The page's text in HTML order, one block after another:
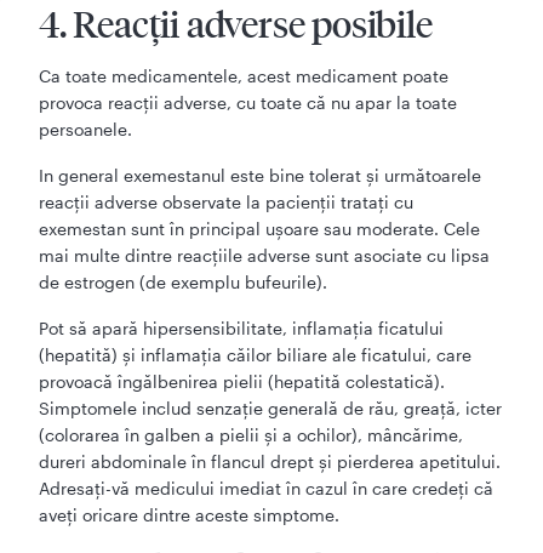
4. Reacții adverse posibile
Ca toate medicamentele, acest medicament poate
provoca reacții adverse, cu toate că nu apar la toate
persoanele.
In general exemestanul este bine tolerat şi următoarele
reacţii adverse observate la pacienţii trataţi cu
exemestan sunt în principal uşoare sau moderate. Cele
mai multe dintre reacţiile adverse sunt asociate cu lipsa
de estrogen (de exemplu bufeurile).
Pot să apară hipersensibilitate, inflamația ficatului
(hepatită) și inflamația căilor biliare ale ficatului, care
provoacă îngălbenirea pielii (hepatită colestatică).
Simptomele includ senzație generală de rău, greață, icter
(colorarea în galben a pielii și a ochilor), mâncărime,
dureri abdominale în flancul drept și pierderea apetitului.
Adresați-vă medicului imediat în cazul în care credeți că
aveți oricare dintre aceste simptome.